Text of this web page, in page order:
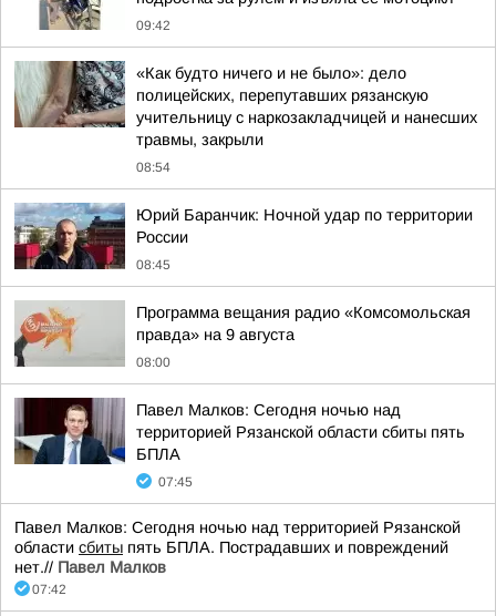
09:42
«Как будто ничего и не было»: дело
полицейских, перепутавших рязанскую
учительницу с наркозакладчицей и нанесших
травмы, закрыли
08:54
Юрий Баранчик: Ночной удар по территории
России
08:45
Программа вещания радио «Комсомольская
правда» на 9 августа
08:00
Павел Малков: Сегодня ночью над
территорией Рязанской области сбиты пять
БПЛА
07:45
Павел Малков: Сегодня ночью над территорией Рязанской
области сбиты пять БПЛА. Пострадавших и повреждений
нет.// Павел Малков
07:42